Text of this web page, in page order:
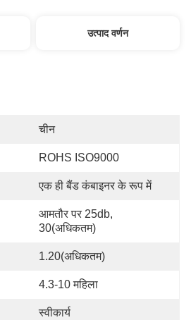
उत्पाद वर्णन
चीन
ROHS ISO9000
एक ही बैंड कंबाइनर के रूप में
आमतौर पर 25db,
30(अधिकतम)
1.20(अधिकतम)
4.3-10 महिला
स्वीकार्य